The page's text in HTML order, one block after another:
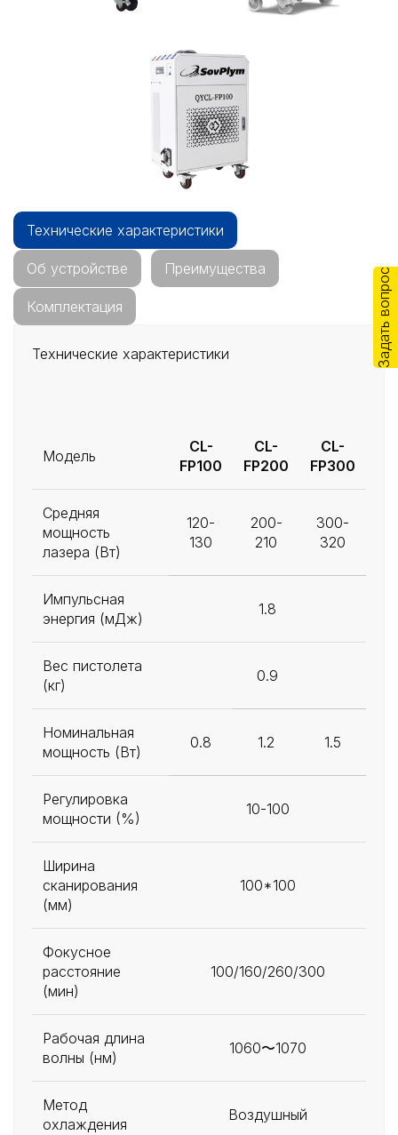
Технические характеристики
Об устройстве Преимущества
Комплектация
Технические характеристики
Модель
CL-
FP100
CL-
FP200
CL-
FP300
Средняя
мощность
лазера (Вт)
120-
130
200-
210
300-
320
Импульсная
энергия (мДж)
1.8
Вес пистолета
(кг)
0.9
Номинальная
мощность (Вт)
0.8 1.2 1.5
Регулировка
мощности (%)
10-100
Ширина
сканирования
(мм)
100*100
Фокусное
расстояние
(мин)
100/160/260/300
Рабочая длина
волны (нм)
1060〜1070
Метод
охлаждения
Воздушный
Задать вопрос